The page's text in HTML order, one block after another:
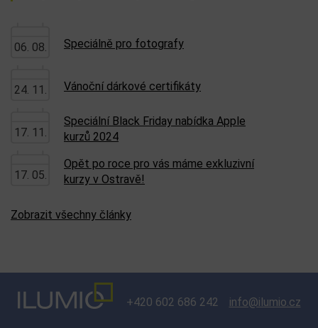
06. 08. Speciálně pro fotografy
24. 11. Vánoční dárkové certifikáty
17. 11.
Speciální Black Friday nabídka Apple
kurzů 2024
17. 05.
Opět po roce pro vás máme exkluzivní
kurzy v Ostravě!
Zobrazit všechny články
+420 602 686 242 info@ilumio.cz